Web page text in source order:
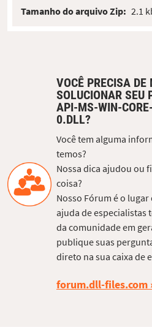
Tamanho do arquivo Zip: 2.1
VOCÊ PRECISA
SOLUCIONAR SEU
API-MS-WIN-
0.DLL?
Você tem alguma
temos?
Nossa dica ajudou ou
coisa?
Nosso Fórum é o
ajuda de especialistas
da comunidade em
publique suas
direto na sua caixa de
forum.dll-files.com